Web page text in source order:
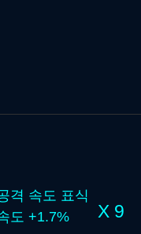
격 속도 표식
도 +1.7%
X 9